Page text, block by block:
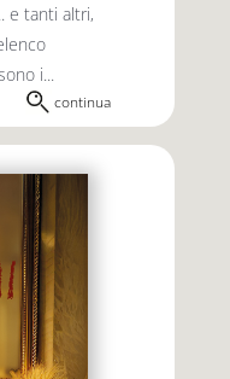
e tanti altri,
i...
continua